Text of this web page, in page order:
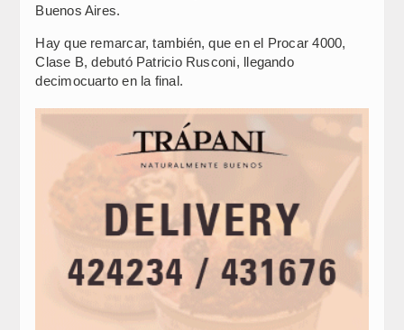
Buenos Aires.
Hay que remarcar, también, que en el Procar 4000,
Clase B, debutó Patricio Rusconi, llegando
decimocuarto en la final.